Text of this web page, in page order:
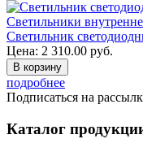
Светильники
Светильник
Цена: 2 310.00 руб.
В корзину
подробнее
Подписаться на
Каталог